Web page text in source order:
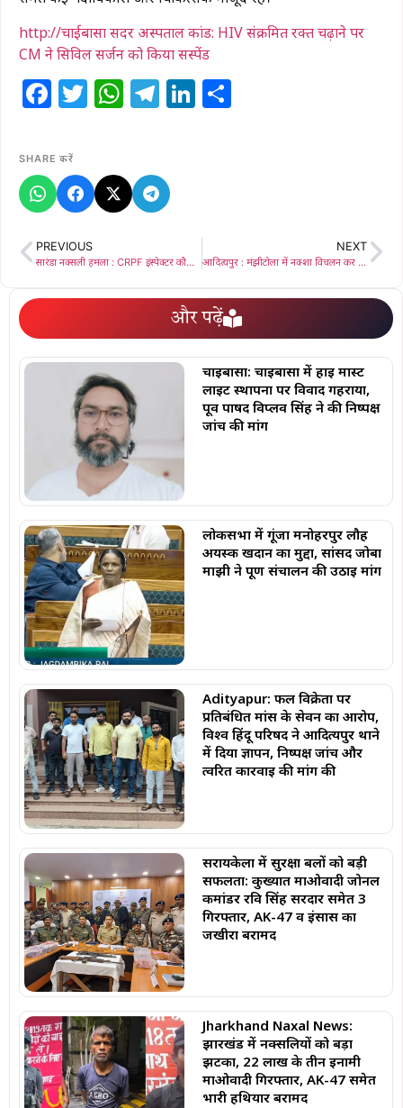
http://चाईबासा सदर अस्पताल कांड: HIV संक्रमित रक्त चढ़ाने पर
CM ने सिविल सर्जन को किया सस्पेंड
Facebook
Twitter
WhatsApp
Telegram
LinkedIn
SHARE करें
PREVIOUS
सारंडा नक्सली हमला : CRPF इंस्पेक्टर कौशल कुमार मिश्रा शहीद, समस्तीपुर ले जाया गया पार्थिव शरीर
NEXT
आदित्यपुर : मंझीटोला में नक्शा विचलन कर बनाया जा रहा बहुमंजिला भवन, जांच की मांग
और पढ़ें
चाईबासा: चाईबासा में हाई मास्ट
लाइट स्थापना पर विवाद गहराया,
पूर्व पार्षद विप्लव सिंह ने की निष्पक्ष
जांच की मांग
लोकसभा में गूंजा मनोहरपुर लौह
अयस्क खदान का मुद्दा, सांसद जोबा
माझी ने पूर्ण संचालन की उठाई मांग
Adityapur: फल विक्रेता पर
प्रतिबंधित मांस के सेवन का आरोप,
विश्व हिंदू परिषद ने आदित्यपुर थाने
में दिया ज्ञापन, निष्पक्ष जांच और
त्वरित कार्रवाई की मांग की
सरायकेला में सुरक्षा बलों को बड़ी
सफलता: कुख्यात माओवादी जोनल
कमांडर रवि सिंह सरदार समेत 3
गिरफ्तार, AK-47 व इंसास का
जखीरा बरामद
Jharkhand Naxal News:
झारखंड में नक्सलियों को बड़ा
झटका, 22 लाख के तीन इनामी
माओवादी गिरफ्तार, AK-47 समेत
भारी हथियार बरामद